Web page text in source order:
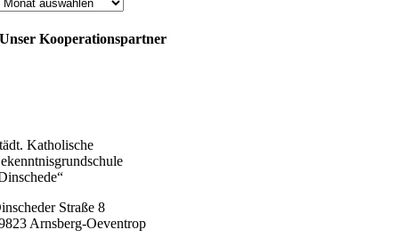
Unser Kooperationspartner
Katholische
Straße 8
Arnsberg-Oeventrop